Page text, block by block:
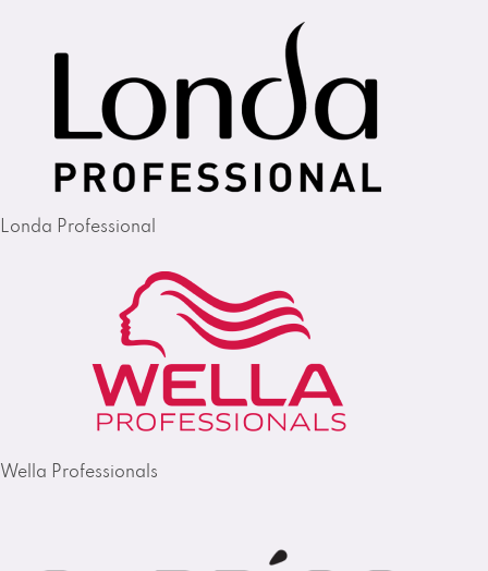
Londa Professional
Wella Professionals